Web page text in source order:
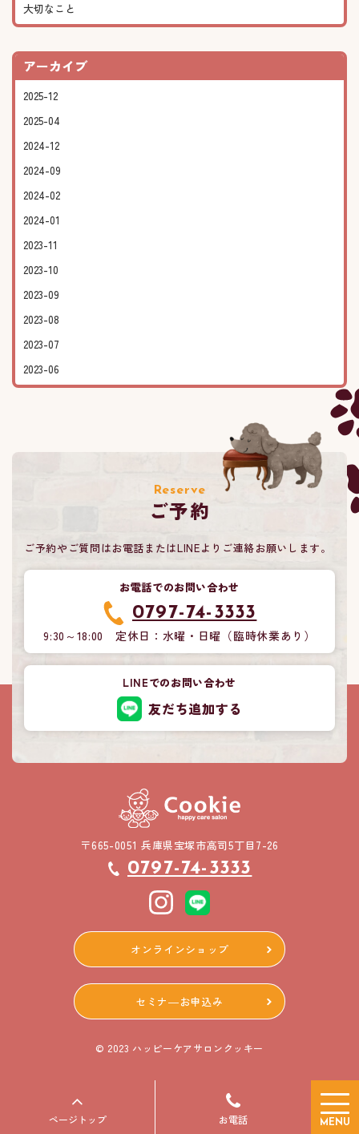
ページトップ お電話 MENU
大切なこと
アーカイブ
2025-12
2025-04
2024-12
2024-09
2024-02
2024-01
2023-11
2023-10
2023-09
2023-08
2023-07
2023-06
Reserve
ご予約
ご予約やご質問はお電話またはLINEよりご連絡お願いします。
お電話でのお問い合わせ
0797-74-3333
9:30～18:00 定休日：水曜・日曜（臨時休業あり）
LINEでのお問い合わせ
友だち追加する
〒665-0051 兵庫県宝塚市高司5丁目7-26
0797-74-3333
オンラインショップ
セミナ―お申込み
© 2023 ハッピーケアサロンクッキー